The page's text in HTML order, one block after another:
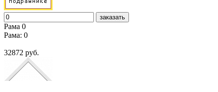
заказать
Рама 0
Рама: 0
32872 руб.